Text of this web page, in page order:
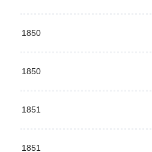
1850
1850
1851
1851